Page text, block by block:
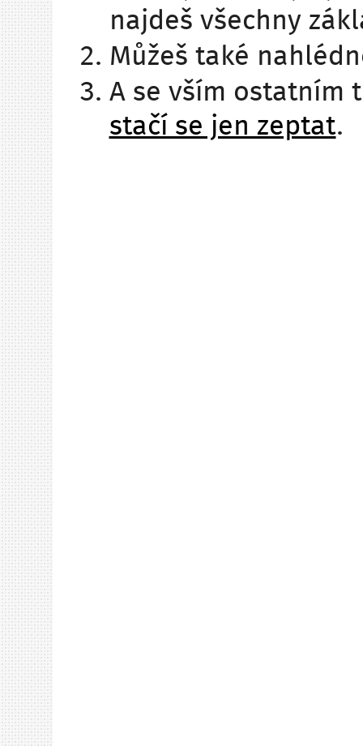
najdeš všechny
Můžeš také
A se vším ostatním
stačí se jen zeptat.